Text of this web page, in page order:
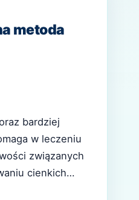
metoda
bardziej
w leczeniu
związanych
cienkich